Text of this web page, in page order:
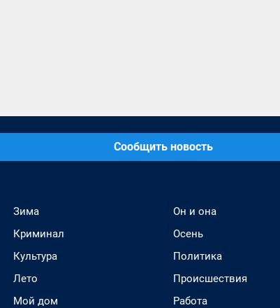
Сообщить новость
Зима
Криминал
Культура
Лето
Мой дом
Он и она
Осень
Политика
Происшествия
Работа